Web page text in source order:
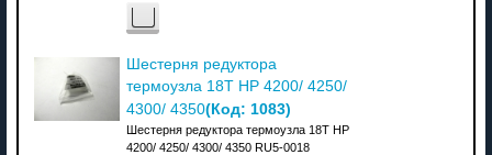
Шестерня редуктора
термоузла 18T HP 4200/ 4250/
4300/ 4350(Код: 1083)
Шестерня редуктора термоузла 18T HP
4200/ 4250/ 4300/ 4350 RU5-0018